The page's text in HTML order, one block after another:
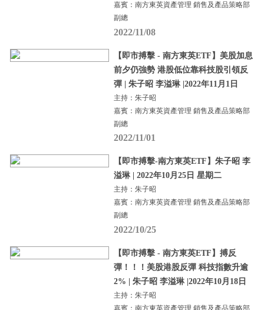
嘉賓：南方東英資產管理 銷售及產品策略部
副總
2022/11/08
【即市搏擊 - 南方東英ETF】美股加息
前夕仍強勢 港股低位靠科技股引領反
彈 | 朱子昭 李溢琳 |2022年11月1日
主持：朱子昭
嘉賓：南方東英資產管理 銷售及產品策略部
副總
2022/11/01
【即市搏擊-南方東英ETF】朱子昭 李
溢琳 | 2022年10月25日 星期二
主持：朱子昭
嘉賓：南方東英資產管理 銷售及產品策略部
副總
2022/10/25
【即市搏擊 - 南方東英ETF】搏反
彈！！！美股港股反彈 科技指數升逾
2% | 朱子昭 李溢琳 |2022年10月18日
主持：朱子昭
嘉賓：南方東英資產管理 銷售及產品策略部